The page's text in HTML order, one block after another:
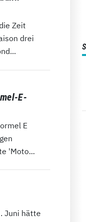
Zeit
drei
E-
E
'Moto...
Juni hätte